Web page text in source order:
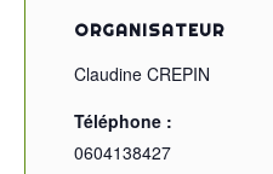
ORGANISATEUR
Claudine CREPIN
Téléphone :
0604138427